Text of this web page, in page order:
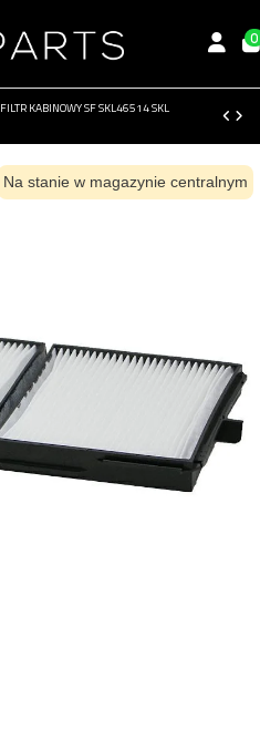
0
FILTR KABINOWY SF SKL46514 SKL
Na stanie w magazynie centralnym